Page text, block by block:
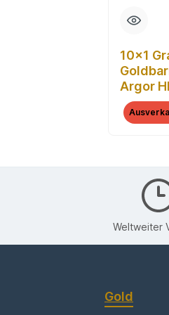
10x1
Argor
Peace
Weltweiter
Gold